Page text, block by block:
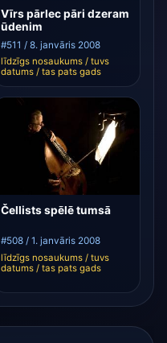
Vīrs pārlec pāri dzeram
ūdenim
#511 / 8. janvāris 2008
līdzīgs nosaukums / tuvs
datums / tas pats gads
Čellists spēlē tumsā
#508 / 1. janvāris 2008
līdzīgs nosaukums / tuvs
datums / tas pats gads